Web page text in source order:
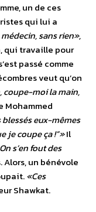
un de ces
qui lui a
sans rien»,
qui travaille pour
passé comme
veut qu’on
coupe-moi la main,
Mohammed
blessés eux-mêmes
je coupe ça !”»Il
s’en fout des
un bénévole
«Ces
Shawkat.